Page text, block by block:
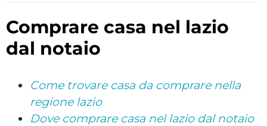
comprare casa nel lazio
dal notaio
Come trovare casa da comprare nella
regione lazio
Dove comprare casa nel lazio dal notaio